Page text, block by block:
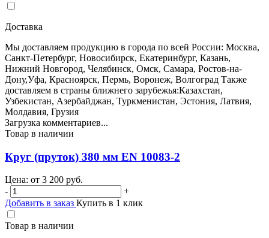
Доставка
Мы доставляем продукцию в города по всей России: Москва,
Санкт-Петербург, Новосибирск, Екатеринбург, Казань,
Нижний Новгород, Челябинск, Омск, Самара, Ростов-на-
Дону,Уфа, Красноярск, Пермь, Воронеж, Волгоград Также
доставляем в страны ближнего зарубежья:Казахстан,
Узбекистан, Азербайджан, Туркменистан, Эстония, Латвия,
Молдавия, Грузия
Загрузка комментариев...
Товар в наличии
Круг (пруток) 380 мм EN 10083-2
Цена: от 3 200 руб.
-
+
Добавить в заказ Купить в 1 клик
Товар в наличии